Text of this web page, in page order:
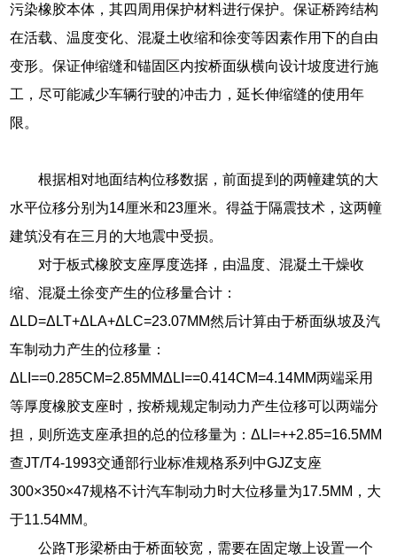
污染橡胶本体，其四周用保护材料进行保护。保证桥跨结构
在活载、温度变化、混凝土收缩和徐变等因素作用下的自由
变形。保证伸缩缝和锚固区内按桥面纵横向设计坡度进行施
工，尽可能减少车辆行驶的冲击力，延长伸缩缝的使用年
限。
根据相对地面结构位移数据，前面提到的两幢建筑的大
水平位移分别为14厘米和23厘米。得益于隔震技术，这两幢
建筑没有在三月的大地震中受损。
对于板式橡胶支座厚度选择，由温度、混凝土干燥收
缩、混凝土徐变产生的位移量合计：
ΔLD=ΔLT+ΔLA+ΔLC=23.07MM然后计算由于桥面纵坡及汽
车制动力产生的位移量：
ΔLI==0.285CM=2.85MMΔLI==0.414CM=4.14MM两端采用
等厚度橡胶支座时，按桥规规定制动力产生位移可以两端分
担，则所选支座承担的总的位移量为：ΔLI=++2.85=16.5MM
查JT/T4-1993交通部行业标准规格系列中GJZ支座
300×350×47规格不计汽车制动力时大位移量为17.5MM，大
于11.54MM。
公路T形梁桥由于桥面较宽，需要在固定墩上设置一个